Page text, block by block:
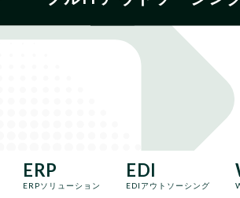
ERP
ERPソリューション
EDI
EDIアウトソーシング